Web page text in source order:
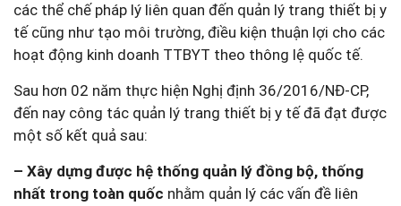
các thể chế pháp lý liên quan đến quản lý trang thiết bị y
tế cũng như tạo môi trường, điều kiện thuận lợi cho các
hoạt động kinh doanh TTBYT theo thông lệ quốc tế.
Sau hơn 02 năm thực hiện Nghị định 36/2016/NĐ-CP,
đến nay công tác quản lý trang thiết bị y tế đã đạt được
một số kết quả sau:
– Xây dựng được hệ thống quản lý đồng bộ, thống
nhất trong toàn quốc nhằm quản lý các vấn đề liên